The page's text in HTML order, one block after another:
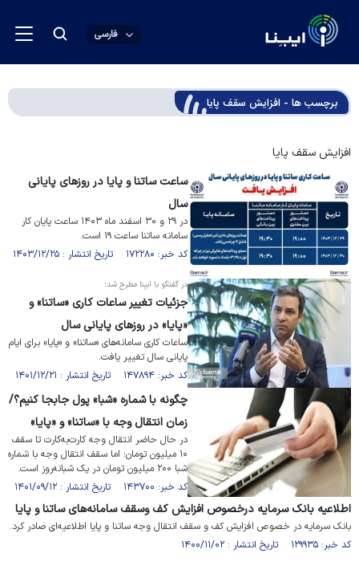
فارسی
برچسب ها - افزایش سقف پایا
افزایش سقف پایا
ساعت ساتنا و پایا در روز‌های پایانی
سال
در ۲۹ و ۳۰ اسفند ماه ۱۴۰۳ ساعت پایان کار
سامانه ساتنا ساعت ۱۹ است.
کد خبر: ۱۷۲۲۸۰ تاریخ انتشار : ۱۴۰۳/۱۲/۲۵
در گفتگو با ایبِنا مطرح شد؛
جزئیات تغییر ساعات کاری «ساتنا» و
«پایا» در روز‌های پایانی سال
ساعات کاری سامانه‌های «ساتنا» و «پایا» برای ایام
پایانی سال تغییر یافت.
کد خبر: ۱۴۷۸۹۴ تاریخ انتشار : ۱۴۰۱/۱۲/۲۱
چگونه با شماره «شبا» پول جابجا کنیم؟/
زمان انتقال وجه با «ساتنا» و «پایا»
در حال حاضر انتقال وجه کارت‌به‌کارت تا سقف
۱۰ میلیون تومان؛ اما سقف انتقال وجه با شماره
شبا ۲۰۰ میلیون تومان در یک شبانه‌روز است.
کد خبر: ۱۴۳۷۰۰ تاریخ انتشار : ۱۴۰۱/۰۹/۱۲
اطلاعیه بانک سرمایه درخصوص افزایش کف وسقف سامانه‌های ساتنا و پایا
بانک سرمایه در خصوص افزایش کف و سقف انتقال وجه ساتنا و پایا اطلاعیه‌ای صادر کرد.
کد خبر: ۱۲۹۹۳۵ تاریخ انتشار : ۱۴۰۰/۱۱/۰۲